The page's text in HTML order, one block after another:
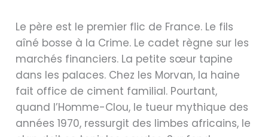
Le père est le premier flic de France. Le fils
aîné bosse à la Crime. Le cadet règne sur les
marchés financiers. La petite sœur tapine
dans les palaces. Chez les Morvan, la haine
fait office de ciment familial. Pourtant,
quand l’Homme-Clou, le tueur mythique des
années 1970, ressurgit des limbes africains, le